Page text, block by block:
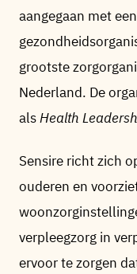
aangegaan met
grootste
Nederland. De
alsHealth
Sensire richt zich
ouderen en
verpleegzorg in
ervoor te zorgen